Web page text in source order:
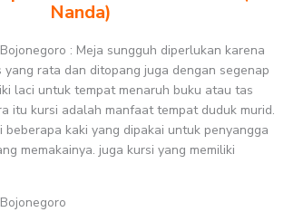
Nanda)
: Meja sungguh diperlukan karena
yang rata dan ditopang juga dengan segenap
laci untuk tempat menaruh buku atau tas
itu kursi adalah manfaat tempat duduk murid.
beberapa kaki yang dipakai untuk penyangga
memakainya. juga kursi yang memiliki